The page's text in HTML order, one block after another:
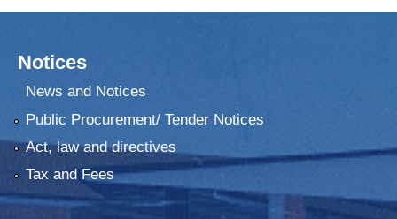
Notices
News and Notices
Public Procurement/ Tender Notices
Act, law and directives
Tax and Fees